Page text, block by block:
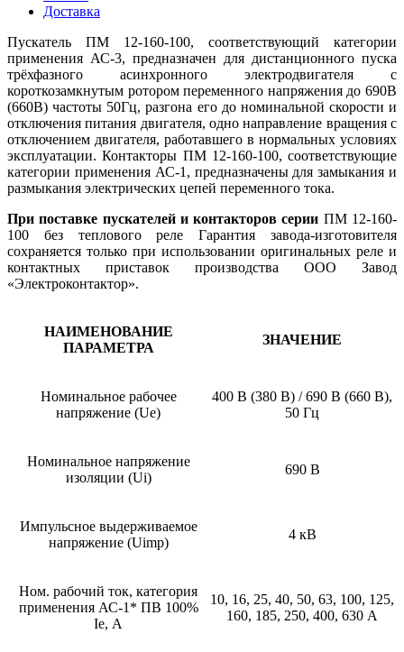
Доставка
Пускатель ПМ 12-160-100, соответствующий категории
применения АС-3, предназначен для дистанционного пуска
трёхфазного асинхронного электродвигателя с
короткозамкнутым ротором переменного напряжения до 690В
(660В) частоты 50Гц, разгона его до номинальной скорости и
отключения питания двигателя, одно направление вращения с
отключением двигателя, работавшего в нормальных условиях
эксплуатации. Контакторы ПМ 12-160-100, соответствующие
категории применения АС-1, предназначены для замыкания и
размыкания электрических цепей переменного тока.
При поставке пускателей и контакторов серии ПМ 12-160-
100 без теплового реле Гарантия завода-изготовителя
сохраняется только при использовании оригинальных реле и
контактных приставок производства ООО Завод
«Электроконтактор».
НАИМЕНОВАНИЕ
ПАРАМЕТРА
ЗНАЧЕНИЕ
Номинальное рабочее
напряжение (Ue)
400 В (380 В) / 690 В (660 В),
50 Гц
Номинальное напряжение
изоляции (Ui)
690 В
Импульсное выдерживаемое
напряжение (Uimp)
4 кВ
Ном. рабочий ток, категория
применения АС-1* ПВ 100%
Ie, А
10, 16, 25, 40, 50, 63, 100, 125,
160, 185, 250, 400, 630 А